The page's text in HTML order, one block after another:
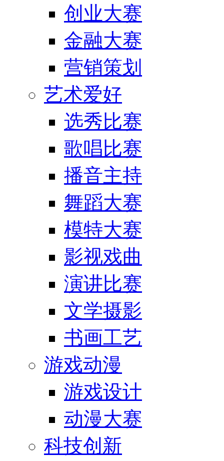
创业大赛
金融大赛
营销策划
艺术爱好
选秀比赛
歌唱比赛
播音主持
舞蹈大赛
模特大赛
影视戏曲
演讲比赛
文学摄影
书画工艺
游戏动漫
游戏设计
动漫大赛
科技创新